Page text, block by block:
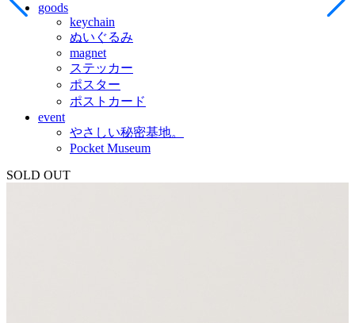
goods
keychain
ぬいぐるみ
magnet
ステッカー
ポスター
ポストカード
event
やさしい秘密基地。
Pocket Museum
SOLD OUT